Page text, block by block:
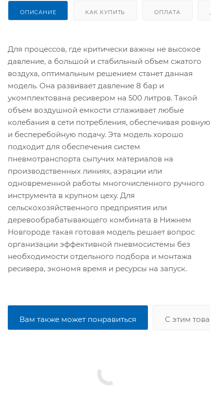
ОПИСАНИЕ КАК КУПИТЬ ОПЛАТА
Для процессов, где критически важны не высокое
давление, а большой и стабильный объем сжатого
воздуха, оптимальным решением станет данная
модель. Она развивает давление 8 бар и
укомплектована ресивером на 500 литров. Такой
объем воздушной емкости сглаживает любые
колебания в сети потребления, обеспечивая ровную
и бесперебойную подачу. Эта модель хорошо
подходит для обеспечения систем
пневмотранспорта сыпучих материалов на
производственных линиях, аэрации или
одновременной работы многочисленного ручного
инструмента в крупном цеху. Для
сельскохозяйственного предприятия или
деревообрабатывающего комбината в Нижнем
Новгороде такая готовая модель решает вопрос
организации эффективной пневмосистемы без
необходимости отдельного подбора и монтажа
ресивера, экономя время и ресурсы на запуск.
Вам также может понравиться С этим